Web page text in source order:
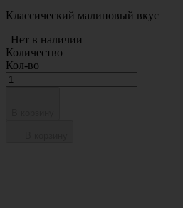
Классический малиновый вкус
Нет в наличии
Количество
Кол-во